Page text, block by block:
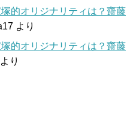
的オリジナリティは？齋藤
より
的オリジナリティは？齋藤
より